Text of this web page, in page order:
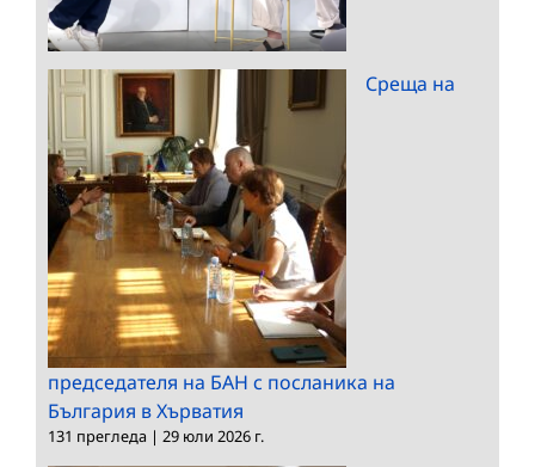
Среща на
председателя на БАН с посланика на
България в Хърватия
131 прегледа | 29 юли 2026 г.